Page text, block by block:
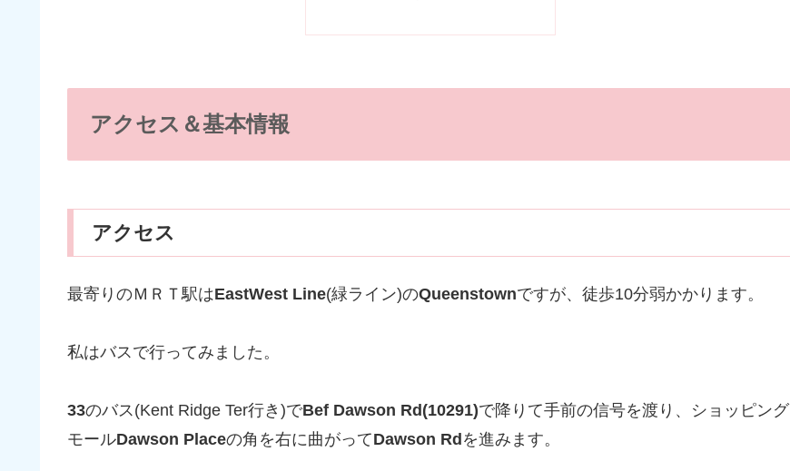
アクセス＆基本情報
アクセス
最寄りのＭＲＴ駅はEastWest Line(緑ライン)のQueenstownですが、徒歩10分弱かかります。
私はバスで行ってみました。
33のバス(Kent Ridge Ter行き)でBef Dawson Rd(10291)で降りて手前の信号を渡り、ショッピング
モールDawson Placeの角を右に曲がってDawson Rdを進みます。